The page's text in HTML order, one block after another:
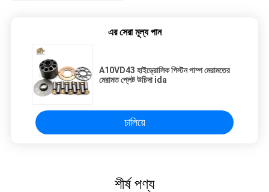
এর সেরা মূল্য পান
A10VD43 হাইড্রোলিক পিস্টন পাম্প মেরামতের
মেরামত প্লেট উচিদা ida
চালিয়ে
শীর্ষ পণ্য